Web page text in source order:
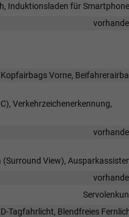
Induktionsladen für
Vorne,
Verkehrzeichenerkennung,
(Surround View),
Tagfahrlicht, Blendfreies